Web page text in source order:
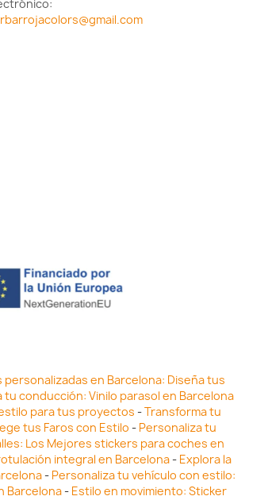
personalizadas en Barcelona: Diseña tus
tu conducción: Vinilo parasol en Barcelona
para tus proyectos -Transforma tu
tus Faros con Estilo - Personaliza tu
Los Mejores stickers para coches en
integral en Barcelona- Explora la
- Personaliza tu vehículo con estilo:
Barcelona- Estilo en movimiento: Sticker